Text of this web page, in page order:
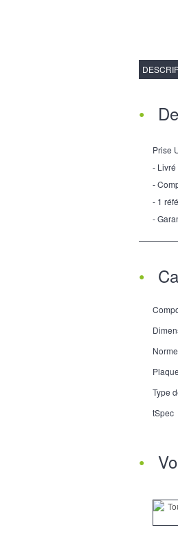
Prise
-
-
- 1
-
Norme
Type
tSpec